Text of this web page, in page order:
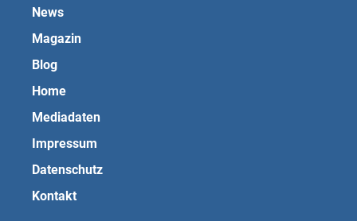
News
Magazin
Blog
Home
Mediadaten
Impressum
Datenschutz
Kontakt